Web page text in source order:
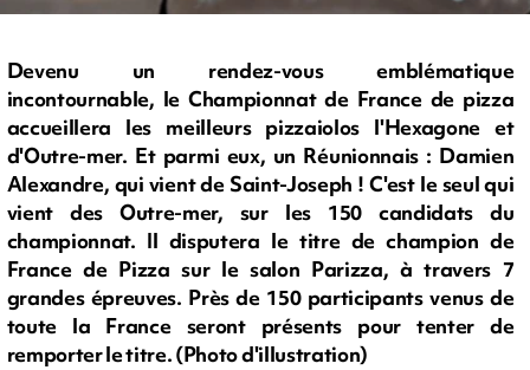
Devenu un rendez-vous emblématique
incontournable, le Championnat de France de pizza
accueillera les meilleurs pizzaiolos l'Hexagone et
d'Outre-mer. Et parmi eux, un Réunionnais : Damien
Alexandre, qui vient de Saint-Joseph ! C'est le seul qui
vient des Outre-mer, sur les 150 candidats du
championnat. Il disputera le titre de champion de
France de Pizza sur le salon Parizza, à travers 7
grandes épreuves. Près de 150 participants venus de
toute la France seront présents pour tenter de
remporter le titre. (Photo d'illustration)